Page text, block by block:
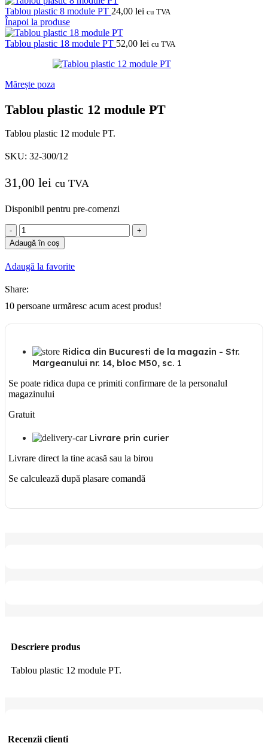
Tablou plastic 8 module PT 24,00 lei cu TVA
Înapoi la produse
Tablou plastic 18 module PT 52,00 lei cu TVA
Mărește poza
Tablou plastic 12 module PT
Tablou plastic 12 module PT.
SKU: 32-300/12
31,00 lei cu TVA
Disponibil pentru pre-comenzi
Cantitate
Tablou
plastic
module
Adaugă în coș
Adaugă la favorite
Share:
10 persoane urmăresc acum acest produs!
Ridica din Bucuresti de la magazin - Str.
Margeanului nr. 14, bloc M50, sc. 1
Se poate ridica dupa ce primiti confirmare de la personalul
magazinului
Gratuit
Livrare prin curier
Livrare direct la tine acasă sau la birou
Se calculează după plasare comandă
Descriere produs
Tablou plastic 12 module PT.
Recenzii clienti